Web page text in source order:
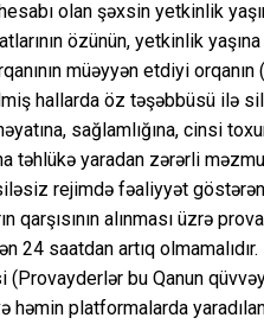
olan şəxsin yetkinlik
özünün, yetkinlik
müəyyən etdiyi
hallarda öz təşəbbüsü ilə
sağlamlığına, cinsi
təhlükə yaradan zərərli
rejimdə fəaliyyət
qarşısının alınması üzrə
24 saatdan artıq olmamalıdır.
(Provayderlər bu Qanun
həmin platformalarda